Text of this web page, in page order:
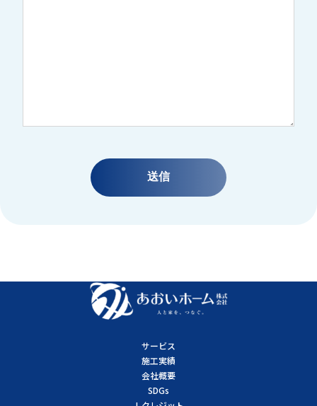
サービス
施工実績
会社概要
SDGs